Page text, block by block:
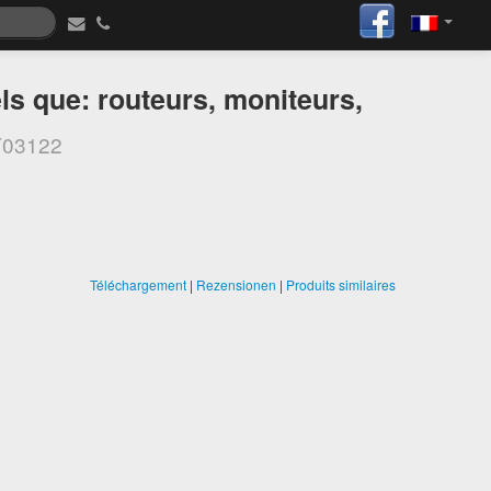
que: routeurs, moniteurs,
Téléchargement | Rezensionen | Produits similaires